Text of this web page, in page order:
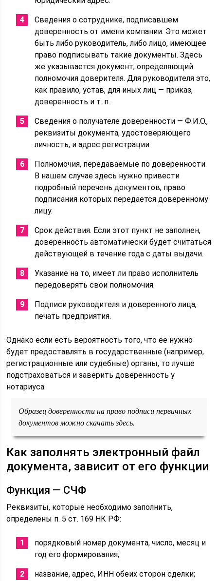
Сведения о сотруднике, подписавшем
доверенность от имени компании. Это может
быть либо руководитель, либо лицо, имеющее
право подписывать такие документы. Здесь
же указывается документ, определяющий
полномочия доверителя. Для руководителя это,
как правило, устав, для иных лиц — приказ,
доверенность и т. п.
Сведения о получателе доверенности — Ф.И.О.,
реквизиты документа, удостоверяющего
личность, и адрес регистрации.
Полномочия, передаваемые по доверенности.
В нашем случае здесь нужно привести
подробный перечень документов, право
подписания которых передается доверенному
лицу.
Срок действия. Если этот пункт не заполнен,
доверенность автоматически будет считаться
действующей в течение года с даты выдачи.
Указание на то, имеет ли право исполнитель
передоверять свои полномочия.
Подписи руководителя и доверенного лица,
печать предприятия.
Однако если есть вероятность того, что ее нужно
будет предоставлять в государственные (например,
регистрационные или судебные) органы, то лучше
подстраховаться и заверить доверенность у
нотариуса.
Образец доверенности на право подписи первичных
документов можно скачать здесь.
Как заполнять электронный файл
документа, зависит от его функции
Функция — СЧФ
Реквизиты, которые необходимо заполнить,
определены п. 5 ст. 169 НК РФ:
порядковый номер документа, число, месяц и
год его формирования;
название, адрес, ИНН обеих сторон сделки;